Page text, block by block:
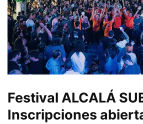
Festival ALCALÁ
Inscripciones